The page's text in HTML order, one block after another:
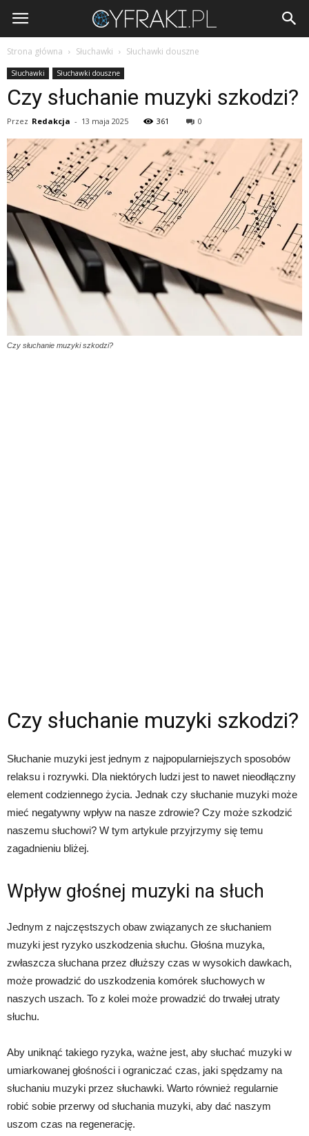
Cyfraki.pl
Strona główna Słuchawki Słuchawki douszne
Słuchawki Słuchawki douszne
Czy słuchanie muzyki szkodzi?
Przez Redakcja - 13 maja 2025 361 0
Czy słuchanie muzyki szkodzi?
Czy słuchanie muzyki szkodzi?
Słuchanie muzyki jest jednym z najpopularniejszych sposobów
relaksu i rozrywki. Dla niektórych ludzi jest to nawet nieodłączny
element codziennego życia. Jednak czy słuchanie muzyki może
mieć negatywny wpływ na nasze zdrowie? Czy może szkodzić
naszemu słuchowi? W tym artykule przyjrzymy się temu
zagadnieniu bliżej.
Wpływ głośnej muzyki na słuch
Jednym z najczęstszych obaw związanych ze słuchaniem
muzyki jest ryzyko uszkodzenia słuchu. Głośna muzyka,
zwłaszcza słuchana przez dłuższy czas w wysokich dawkach,
może prowadzić do uszkodzenia komórek słuchowych w
naszych uszach. To z kolei może prowadzić do trwałej utraty
słuchu.
Aby uniknąć takiego ryzyka, ważne jest, aby słuchać muzyki w
umiarkowanej głośności i ograniczać czas, jaki spędzamy na
słuchaniu muzyki przez słuchawki. Warto również regularnie
robić sobie przerwy od słuchania muzyki, aby dać naszym
uszom czas na regenerację.